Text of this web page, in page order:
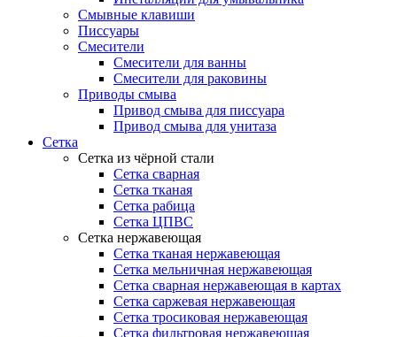
Смывные клавиши
Писсуары
Смесители
Смесители для ванны
Смесители для раковины
Приводы смыва
Привод смыва для писсуара
Привод смыва для унитаза
Сетка
Сетка из чёрной стали
Сетка сварная
Сетка тканая
Сетка рабица
Сетка ЦПВС
Сетка нержавеющая
Сетка тканая нержавеющая
Сетка мельничная нержавеющая
Сетка сварная нержавеющая в картах
Сетка саржевая нержавеющая
Сетка тросиковая нержавеющая
Сетка фильтровая нержавеющая